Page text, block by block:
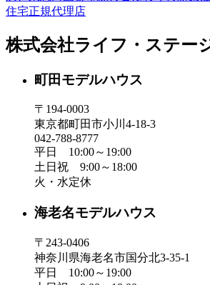
株式会社ライフ・ステー
町田モデルハウス
〒194-0003
東京都町田市小川4-18-3
042-788-8777
平日 10:00～19:00
土日祝 9:00～18:00
火・水定休
海老名モデルハウス
〒243-0406
神奈川県海老名市国分北3-35-1
平日 10:00～19:00